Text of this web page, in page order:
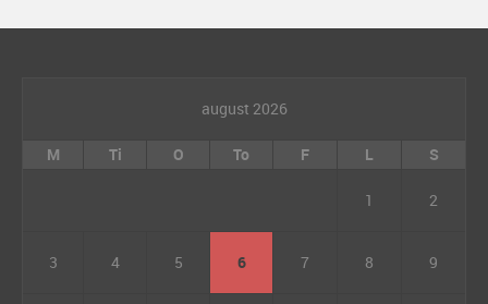
august 2026
M Ti O To F L S
1 2
3 4 5 6 7 8 9